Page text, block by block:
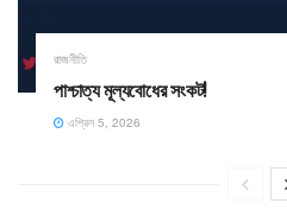
রাজনীতি
পাশ্চাত্য মূল্যবোধের সংকট! ​
এপ্রিল 5, 2026